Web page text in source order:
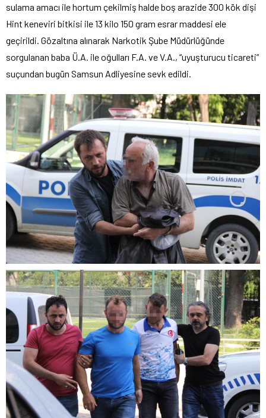
sulama amacı ile hortum çekilmiş halde boş arazide 300 kök dişi
Hint keneviri bitkisi ile 13 kilo 150 gram esrar maddesi ele
geçirildi. Gözaltına alınarak Narkotik Şube Müdürlüğünde
sorgulanan baba Ü.A. ile oğulları F.A. ve V.A., “uyuşturucu ticareti”
suçundan bugün Samsun Adliyesine sevk edildi.